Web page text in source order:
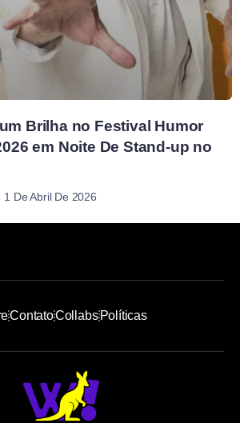
Brilha no Festival Humor
em Noite De Stand-up no
1 De Abril De 2026
ContatoCollabsPolíticas